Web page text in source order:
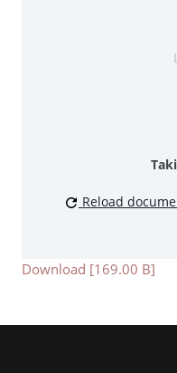
Reload
Download [169.00 B]